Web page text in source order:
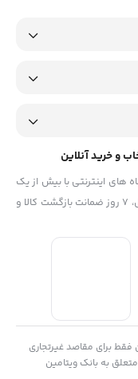
و خرید آنلاین
های اینترنتی با بیش از یک
دهه تجربه، با پایبندی به سه اصل، پرداخت در محل، ۷ روز ضمانت بازگشت کالا و
معتبر جهان، به
به محض ورود به سایت
که نیاز دارید و به ذهن
فقط برای مقاصد غیرتجاری
به بانک ویتامین